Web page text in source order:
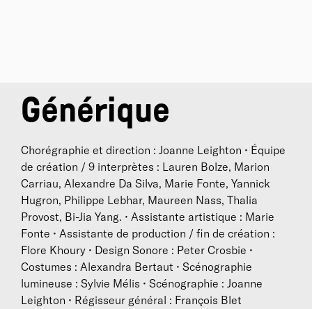
Générique
Chorégraphie et direction : Joanne Leighton • Équipe
de création / 9 interprètes : Lauren Bolze, Marion
Carriau, Alexandre Da Silva, Marie Fonte, Yannick
Hugron, Philippe Lebhar, Maureen Nass, Thalia
Provost, Bi-Jia Yang. • Assistante artistique : Marie
Fonte • Assistante de production / fin de création :
Flore Khoury • Design Sonore : Peter Crosbie •
Costumes : Alexandra Bertaut • Scénographie
lumineuse : Sylvie Mélis • Scénographie : Joanne
Leighton • Régisseur général : François Blet